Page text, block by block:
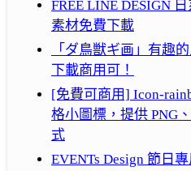
FREE LINE DESIGN
素材免費下載
「ダ鳥獣ギ画」有趣
下載商用可！
[免費可商用] Icon-
格小圖標，提供 PNG
式
EVENTs Design 節日